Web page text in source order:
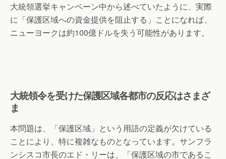
大統領選挙キャンペーン中から述べていたように、実際
に「保護区域への資金提供を阻止する」ことになれば、
ニューヨークは約100億ドルを失う可能性があります。
大統領令を受けた保護区域各都市の反応はさまざ
ま
本問題は、「保護区域」という用語の定義が欠けている
ことにより、特に複雑なものとなっています。サンフラ
ンシスコ市長のエド・リーは、「保護区域の市であるこ